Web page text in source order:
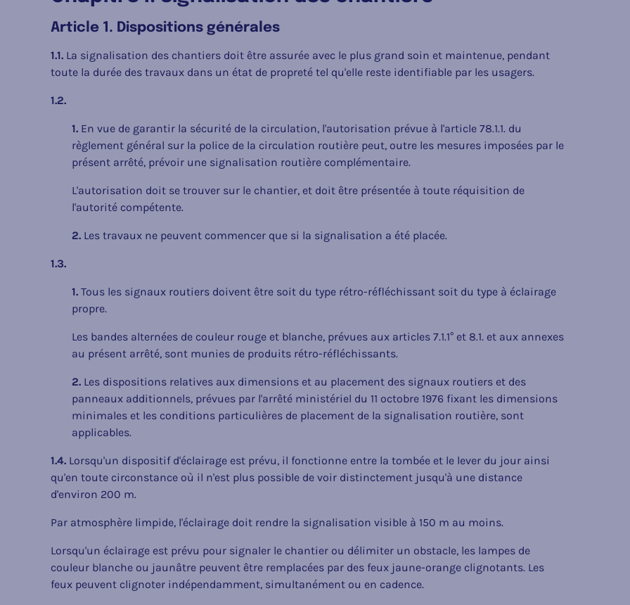
Article 1. Dispositions générales
1.1. La signalisation des chantiers doit être assurée avec le plus grand soin et maintenue, pendant
toute la durée des travaux dans un état de propreté tel qu'elle reste identifiable par les usagers.
1.2.
1. En vue de garantir la sécurité de la circulation, l'autorisation prévue à l'article 78.1.1. du
règlement général sur la police de la circulation routière peut, outre les mesures imposées par le
présent arrêté, prévoir une signalisation routière complémentaire.
L'autorisation doit se trouver sur le chantier, et doit être présentée à toute réquisition de
l'autorité compétente.
2. Les travaux ne peuvent commencer que si la signalisation a été placée.
1.3.
1. Tous les signaux routiers doivent être soit du type rétro-réfléchissant soit du type à éclairage
propre.
Les bandes alternées de couleur rouge et blanche, prévues aux articles 7.1.1° et 8.1. et aux annexes
au présent arrêté, sont munies de produits rétro-réfléchissants.
2. Les dispositions relatives aux dimensions et au placement des signaux routiers et des
panneaux additionnels, prévues par l'arrêté ministériel du 11 octobre 1976 fixant les dimensions
minimales et les conditions particulières de placement de la signalisation routière, sont
applicables.
1.4. Lorsqu'un dispositif d'éclairage est prévu, il fonctionne entre la tombée et le lever du jour ainsi
qu'en toute circonstance où il n'est plus possible de voir distinctement jusqu'à une distance
d'environ 200 m.
Par atmosphère limpide, l'éclairage doit rendre la signalisation visible à 150 m au moins.
Lorsqu'un éclairage est prévu pour signaler le chantier ou délimiter un obstacle, les lampes de
couleur blanche ou jaunâtre peuvent être remplacées par des feux jaune-orange clignotants. Les
feux peuvent clignoter indépendamment, simultanément ou en cadence.